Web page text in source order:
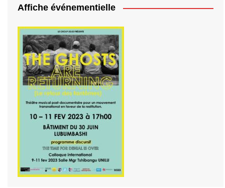
Affiche événementielle